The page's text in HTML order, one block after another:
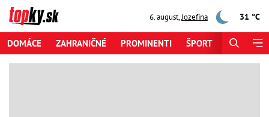
6. august,Jozefína 31 °C
DOMÁCE ZAHRANIČNÉ PROMINENTI ŠPORT